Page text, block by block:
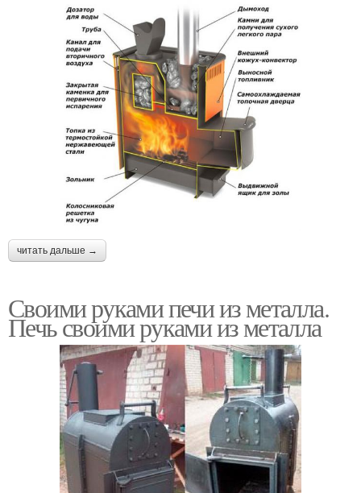
читать дальше →
Своими руками печи из металла.
Печь своими руками из металла